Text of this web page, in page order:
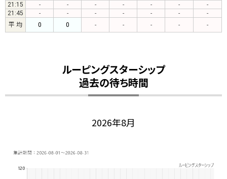
21:15
- - - - - -
-
21:45
- - - - - -
-
平 均
0 0 - - - - -
ルーピングスターシップ
過去の待ち時間
2026年8月